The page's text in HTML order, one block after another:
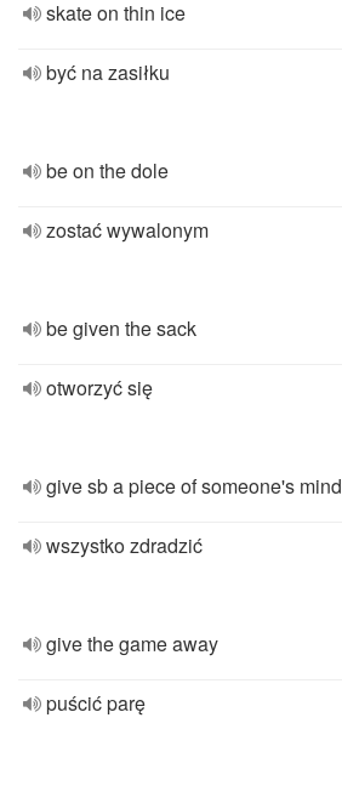
skate on thin ice
być na zasiłku
be on the dole
zostać wywalonym
be given the sack
otworzyć się
give sb a piece of someone's mind
wszystko zdradzić
give the game away
puścić parę